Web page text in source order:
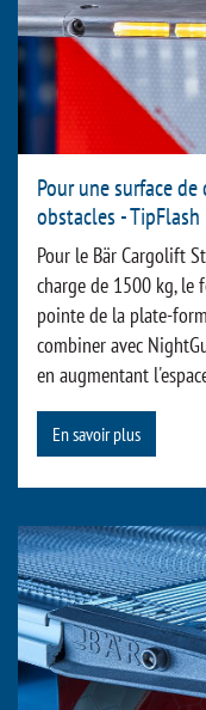
Pour une surface
obstacles - TipFlash
Pour le Bär Cargolift
charge de 1500 kg,
pointe de la plate-
combiner avec
en augmentant
En savoir plus